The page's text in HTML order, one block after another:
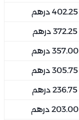
402.25 درهم
372.25 درهم
357.00 درهم
305.75 درهم
236.75 درهم
203.00 درهم